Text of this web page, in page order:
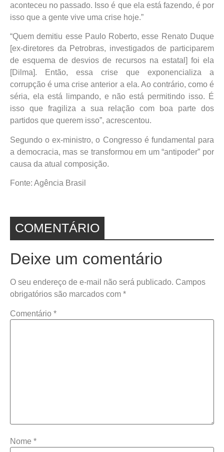
aconteceu no passado. Isso é que ela está fazendo, é por
isso que a gente vive uma crise hoje.”
“Quem demitiu esse Paulo Roberto, esse Renato Duque
[ex-diretores da Petrobras, investigados de participarem
de esquema de desvios de recursos na estatal] foi ela
[Dilma]. Então, essa crise que exponencializa a
corrupção é uma crise anterior a ela. Ao contrário, como é
séria, ela está limpando, e não está permitindo isso. É
isso que fragiliza a sua relação com boa parte dos
partidos que querem isso”, acrescentou.
Segundo o ex-ministro, o Congresso é fundamental para
a democracia, mas se transformou em um “antipoder” por
causa da atual composição.
Fonte: Agência Brasil
COMENTÁRIO
Deixe um comentário
O seu endereço de e-mail não será publicado. Campos
obrigatórios são marcados com *
Comentário *
Nome *